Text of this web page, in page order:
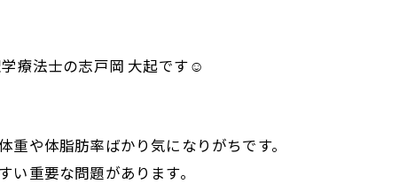
療法士の志戸岡 大起です☺️
重や体脂肪率ばかり気になりがちです。
い重要な問題があります。